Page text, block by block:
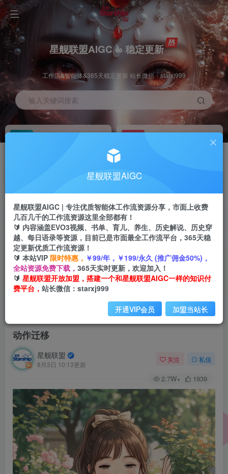
星舰联盟AIGC ∞ 稳定更新
工作流&智能体&365天稳定更新 站长微信：starxj999
输入关键词搜索
加入会员 工作流主页
每周免费工作流体验
站长招募
推荐
项目周期预估10年
动作迁移
星舰联盟
8月3日 10:13更新
关注 私信
2.7W+ 1939
视
播
放
器
星舰联盟AIGC
星舰联盟AIGC | 专注优质智能体工作流资源分享，市面上收费
几百几千的工作流资源这里全部都有！
🔰 内容涵盖EVO3视频、书单、育儿、养生、历史解说、历史穿
越、每日语录等资源，目前已是市面最全工作流平台，365天稳
定更新优质工作流资源！
🔰 本站VIP 限时特惠， ￥99/年，￥199/永久 (推广佣金50%)，
全站资源免费下载， 365天实时更新，欢迎加入！
🔰 星舰联盟开放加盟，搭建一个和星舰联盟AIGC一样的知识付
费平台， 站长微信：starxj999
开通VIP会员 加盟当站长